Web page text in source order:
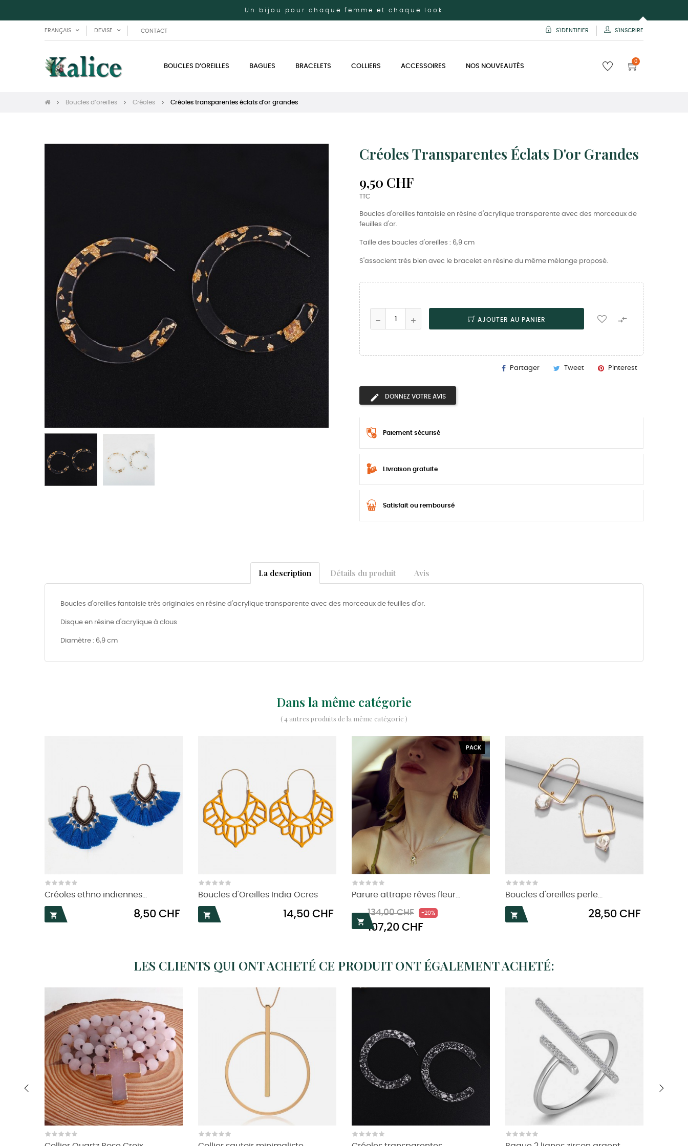
Un bijou pour chaque femme et chaque look
FRANÇAIS DEVISE CONTACT S'IDENTIFIER S'INSCRIRE
BOUCLES D’OREILLES BAGUES BRACELETS COLLIERS ACCESSOIRES NOS NOUVEAUTÉS
0
Boucles d’oreilles Créoles Créoles transparentes éclats d'or grandes
Créoles Transparentes Éclats D'or Grandes
9,50 CHF
TTC
Boucles d'oreilles fantaisie en résine d'acrylique transparente avec des morceaux de
feuilles d'or.
Taille des boucles d'oreilles : 6,9 cm
S'associent très bien avec le bracelet en résine du même mélange proposé.
AJOUTER AU PANIER 
Partager Tweet Pinterest
DONNEZ VOTRE AVIS
Paiement sécurisé
Livraison gratuite
Satisfait ou remboursé
La description Détails du produit Avis
Boucles d'oreilles fantaisie très originales en résine d'acrylique transparente avec des morceaux de feuilles d'or.
Disque en résine d'acrylique à clous
Diamètre : 6,9 cm
Dans la même catégorie
( 4 autres produits de la même catégorie )
Créoles ethno indiennes...

Prix
8,50 CHF
Boucles d'Oreilles India Ocres

Prix
14,50 CHF
PACK
Parure attrape rêves fleur...

Prix
habituel
134,00 CHF -20%
107,20 CHF
Boucles d'oreilles perle...

Prix
28,50 CHF
LES CLIENTS QUI ONT ACHETÉ CE PRODUIT ONT ÉGALEMENT ACHETÉ: